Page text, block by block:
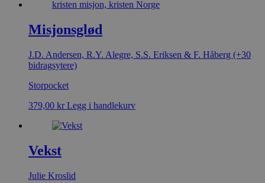
Misjonsglød
J.D. Andersen, R.Y. Alegre, S.S. Eriksen & F. Håberg (+30
bidragsytere)
Storpocket
379,00 kr Legg i handlekurv
Vekst
Julie Kroslid